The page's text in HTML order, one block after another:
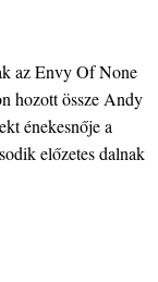
az Envy Of None
hozott össze Andy
énekesnője a
előzetes dalnak